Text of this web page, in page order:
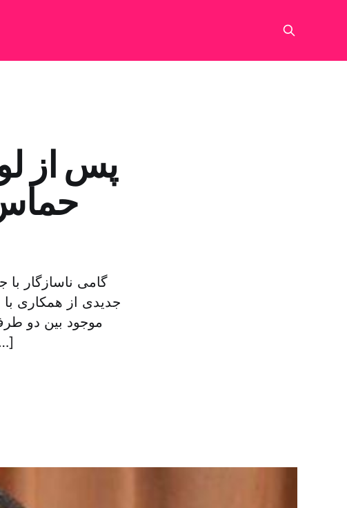
پس از
گامی ناسازگار
جدیدی از همکاری
موجود بین دو
روابط بین المللی حماس، هشت